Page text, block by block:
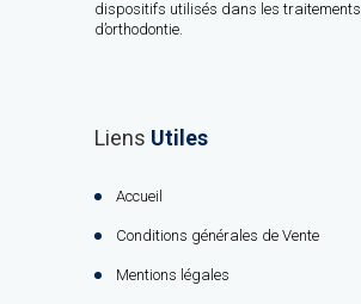
dispositifs utilisés dans les traitements
d’orthodontie.
Liens Utiles
Accueil
Conditions générales de Vente
Mentions légales